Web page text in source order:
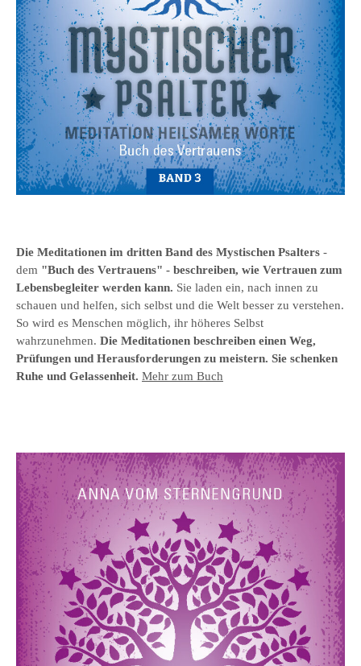
Die Meditationen im dritten Band des Mystischen Psalters -
dem "Buch des Vertrauens" - beschreiben, wie Vertrauen zum
Lebensbegleiter werden kann. Sie laden ein, nach innen zu
schauen und helfen, sich selbst und die Welt besser zu verstehen.
So wird es Menschen möglich, ihr höheres Selbst
wahrzunehmen. Die Meditationen beschreiben einen Weg,
Prüfungen und Herausforderungen zu meistern. Sie schenken
Ruhe und Gelassenheit. Mehr zum Buch